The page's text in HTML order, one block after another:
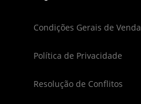
Condições Gerais de Venda
Política de Privacidade
Resolução de Conflitos